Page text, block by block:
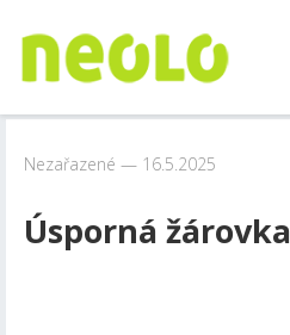
Nezařazené 16.5.2025
Úsporná žárovka